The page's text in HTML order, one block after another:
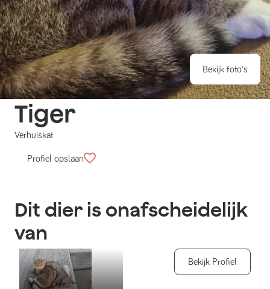
Bekijk foto's
Tiger
Verhuiskat
Profiel opslaan
Dit dier is onafscheidelijk
van
Bekijk Profiel